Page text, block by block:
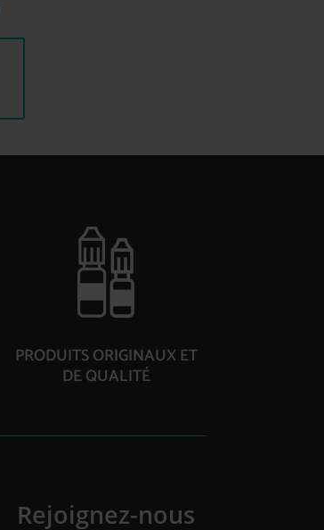
PRODUITS ORIGINAUX ET
DE QUALITÉ
Rejoignez-nous